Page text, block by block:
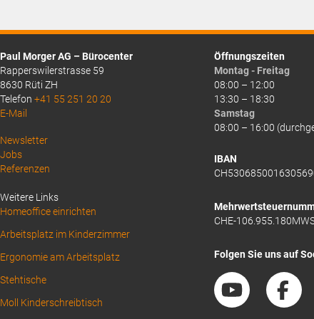
Paul Morger AG – Bürocenter
Rapperswilerstrasse 59
8630 Rüti ZH
Telefon +41 55 251 20 20
E-Mail
Above
Footer
Newsletter
Jobs
Referenzen
Weitere Links
Homeoffice einrichten
Arbeitsplatz im Kinderzimmer
Ergonomie am Arbeitsplatz
Stehtische
Moll Kinderschreibtisch
Öffnungszeiten
Montag - Freitag
08:00 – 12:00
13:30 – 18:30
Samstag
08:00 – 16:00
IBAN
CHE-
Folgen Sie uns auf